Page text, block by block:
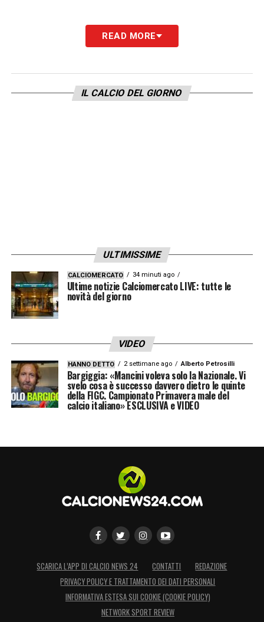
READ MORE
IL CALCIO DEL GIORNO
ULTIMISSIME
CALCIOMERCATO 34 minuti ago
Ultime notizie Calciomercato LIVE: tutte le
novità del giorno
VIDEO
HANNO DETTO 2 settimane ago Alberto Petrosilli
Bargiggia: «Mancini voleva solo la Nazionale. Vi
svelo cosa è successo davvero dietro le quinte
della FIGC. Campionato Primavera male del
calcio italiano» ESCLUSIVA e VIDEO
SCARICA L’APP DI CALCIO NEWS 24 CONTATTI
REDAZIONE
PRIVACY POLICY E TRATTAMENTO DEI DATI PERSONALI
INFORMATIVA ESTESA SUI COOKIE (COOKIE POLICY)
NETWORK SPORT REVIEW